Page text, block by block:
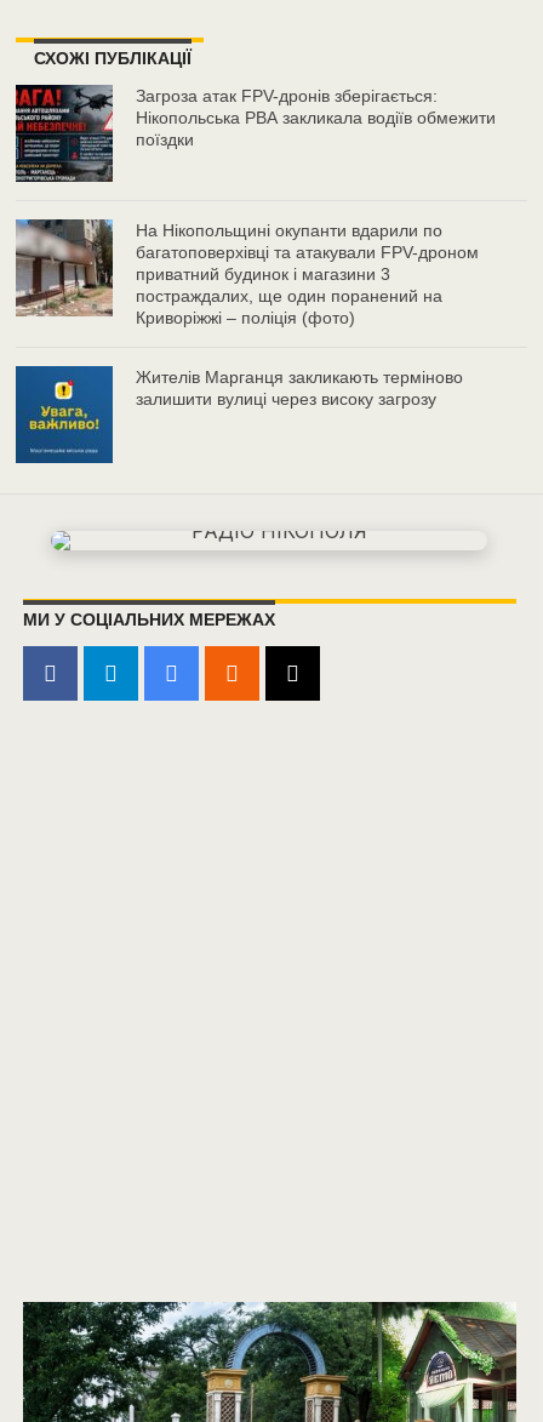
СХОЖІ ПУБЛІКАЦІЇ
Загроза атак FPV-дронів зберігається:
Нікопольська РВА закликала водіїв обмежити
поїздки
На Нікопольщині окупанти вдарили по
багатоповерхівці та атакували FPV-дроном
приватний будинок і магазини 3
постраждалих, ще один поранений на
Криворіжжі – поліція (фото)
Жителів Марганця закликають терміново
залишити вулиці через високу загрозу
МИ У СОЦІАЛЬНИХ МЕРЕЖАХ